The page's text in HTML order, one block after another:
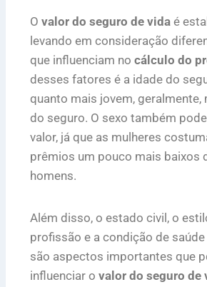
O valor do seguro de vida é
levando em consideração
que influenciam no cálculo do
desses fatores é a idade do
quanto mais jovem, geralmente,
do seguro. O sexo também
valor, já que as mulheres
prêmios um pouco mais baixos
homens.
Além disso, o estado civil, o
profissão e a condição de
são aspectos importantes que
influenciar o valor do seguro de